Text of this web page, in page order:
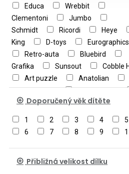
Educa
Wrebbit
Clementoni
Jumbo
Schmidt
Ricordi
Heye
King
D-toys
Eurographics
Retro-auta
Bluebird
Grafika
Sunsout
Cobble
Art puzzle
Anatolian
Master Pieces
Cherry Pazzi
Star puzzle
Nova puzzle
Enjoy
Tourist Edition
Doporučený věk dítěte
1 2 3 4
5
6
7 8 9
Přibližná velikost dílku